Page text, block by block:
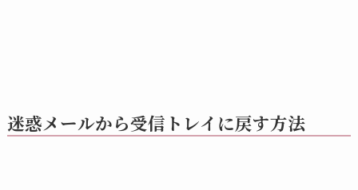
迷惑メールから受信トレイに戻す方法